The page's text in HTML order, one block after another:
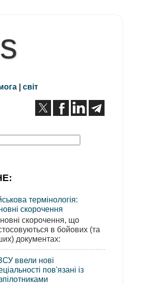
| світ
термінологія:
скорочення
скорочення, що
в бойових (та
документах:
ввели нові
пов'язані із